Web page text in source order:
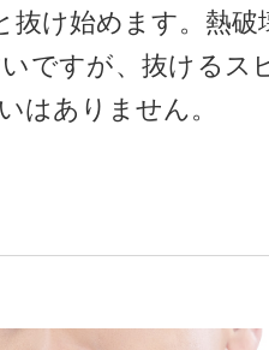
抜け始めます。熱
ですが、抜けるス
はありません。